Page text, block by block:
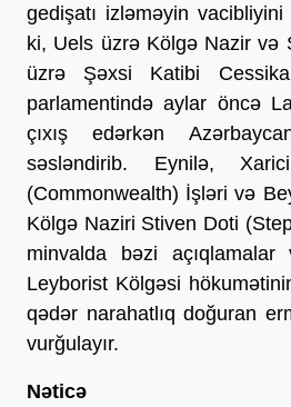
gedişatı izləməyin
ki, Uels üzrə Kölgə Nazir və
üzrə Şəxsi Katibi
parlamentində aylar öncə
çıxış edərkən
səsləndirib. Eynilə,
(Commonwealth) İşləri və
Kölgə Naziri Stiven Doti
minvalda bəzi
Leyborist Kölgəsi
qədər narahatlıq doğuran
vurğulayır.
Nəticə